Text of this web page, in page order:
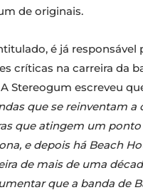
de originais.
é já responsável
críticas na carreira da
Stereogum escreveu
que se reinventam a
que atingem um ponto
e depois há Beach
de mais de uma
que a banda de